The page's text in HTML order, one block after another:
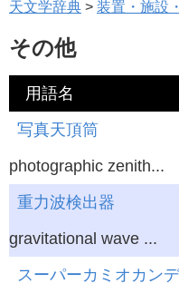
天文学辞典 > 装置・施設
その他
用語名
英語
写真天頂筒
photographic zenith...
重力波検出器
gravitational wave ...
スーパーカミオカンデ